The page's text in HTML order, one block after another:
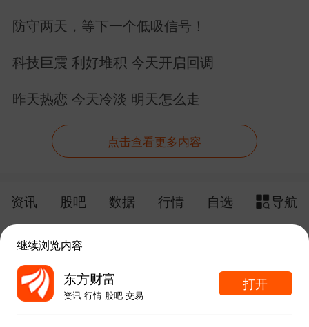
防守两天，等下一个低吸信号！
科技巨震 利好堆积 今天开启回调
昨天热恋 今天冷淡 明天怎么走
点击查看更多内容
资讯 股吧 数据 行情 自选
导航
给网站提点意见 下载APP
东方财富APP内打开
继续浏览内容
东方财富
资讯 行情 股吧 交易
打开